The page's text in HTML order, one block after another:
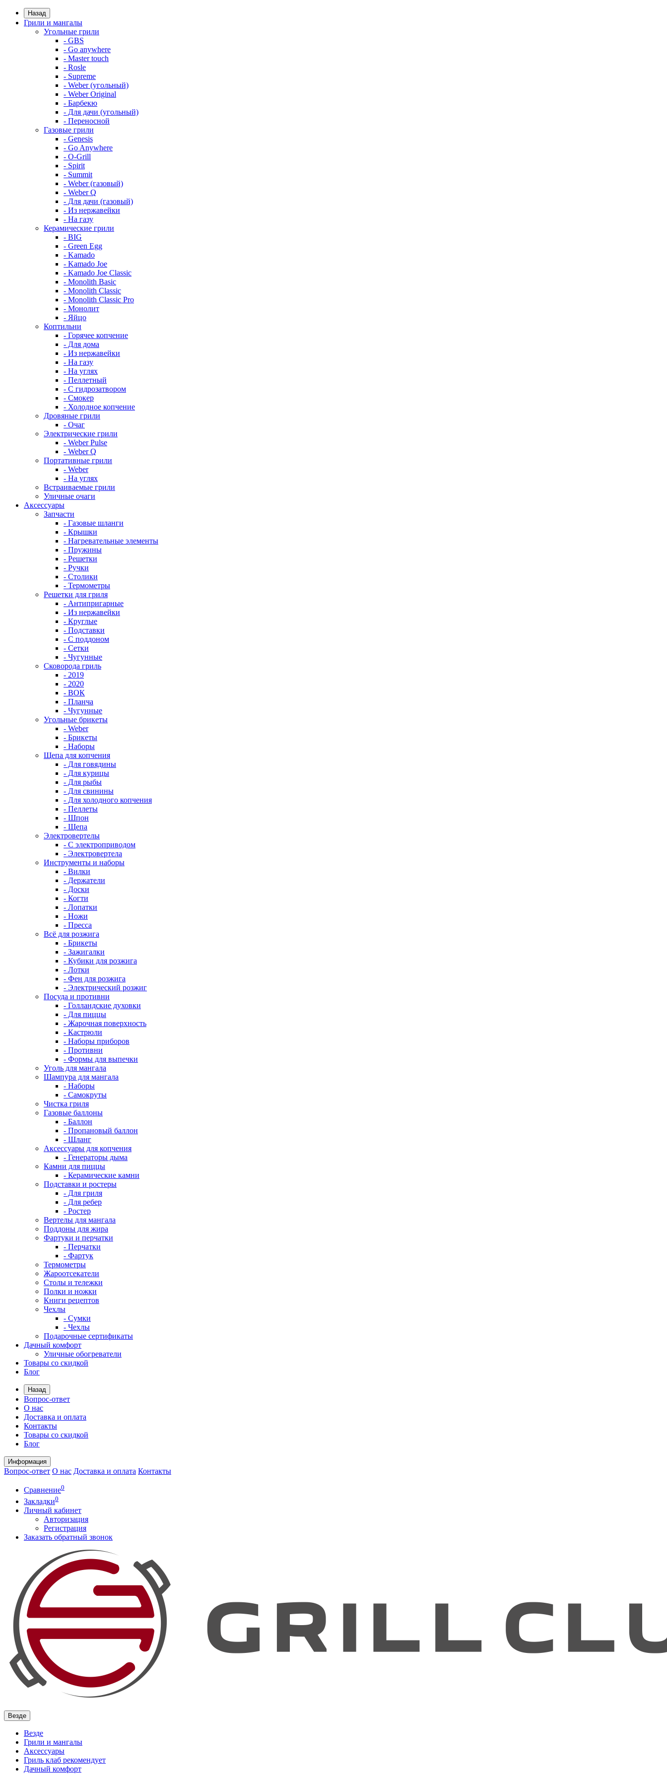
Назад
Грили и мангалы
Угольные грили
- GBS
- Go anywhere
- Master touch
- Rosle
- Supreme
- Weber (угольный)
- Weber Original
- Барбекю
- Для дачи (угольный)
- Переносной
Газовые грили
- Genesis
- Go Anywhere
- O-Grill
- Spirit
- Summit
- Weber (газовый)
- Weber Q
- Для дачи (газовый)
- Из нержавейки
- На газу
Керамические грили
- BIG
- Green Egg
- Kamado
- Kamado Joe
- Kamado Joe Classic
- Monolith Basic
- Monolith Classic
- Monolith Classic Pro
- Монолит
- Яйцо
Коптильни
- Горячее копчение
- Для дома
- Из нержавейки
- На газу
- На углях
- Пеллетный
- С гидрозатвором
- Смокер
- Холодное копчение
Дровяные грили
- Очаг
Электрические грили
- Weber Pulse
- Weber Q
Портативные грили
- Weber
- На углях
Встраиваемые грили
Уличные очаги
Аксессуары
Запчасти
- Газовые шланги
- Крышки
- Нагревательные элементы
- Пружины
- Решетки
- Ручки
- Столики
- Термометры
Решетки для гриля
- Антипригарные
- Из нержавейки
- Круглые
- Подставки
- С поддоном
- Сетки
- Чугунные
Сковорода гриль
- 2019
- 2020
- ВОК
- Планча
- Чугунные
Угольные брикеты
- Weber
- Брикеты
- Наборы
Щепа для копчения
- Для говядины
- Для курицы
- Для рыбы
- Для свинины
- Для холодного копчения
- Пеллеты
- Шпон
- Щепа
Электровертелы
- С электроприводом
- Электровертела
Инструменты и наборы
- Вилки
- Держатели
- Доски
- Когти
- Лопатки
- Ножи
- Пресса
Всё для розжига
- Брикеты
- Зажигалки
- Кубики для розжига
- Лотки
- Фен для розжига
- Электрический розжиг
Посуда и противни
- Голландские духовки
- Для пиццы
- Жарочная поверхность
- Кастрюли
- Наборы приборов
- Противни
- Формы для выпечки
Уголь для мангала
Шампура для мангала
- Наборы
- Самокруты
Чистка гриля
Газовые баллоны
- Баллон
- Пропановый баллон
- Шланг
Аксессуары для копчения
- Генераторы дыма
Камни для пиццы
- Керамические камни
Подставки и ростеры
- Для гриля
- Для ребер
- Ростер
Вертелы для мангала
Поддоны для жира
Фартуки и перчатки
- Перчатки
- Фартук
Термометры
Жароотсекатели
Столы и тележки
Полки и ножки
Книги рецептов
Чехлы
- Сумки
- Чехлы
Подарочные сертификаты
Дачный комфорт
Уличные обогреватели
Товары со скидкой
Блог
Назад
Вопрос-ответ
О нас
Доставка и оплата
Контакты
Товары со скидкой
Блог
Информация
Вопрос-ответ О нас Доставка и оплата Контакты
Сравнение0
Закладки0
Личный кабинет
Авторизация
Регистрация
Заказать обратный звонок
Везде
Везде
Грили и мангалы
Аксессуары
Гриль клаб рекомендует
Дачный комфорт